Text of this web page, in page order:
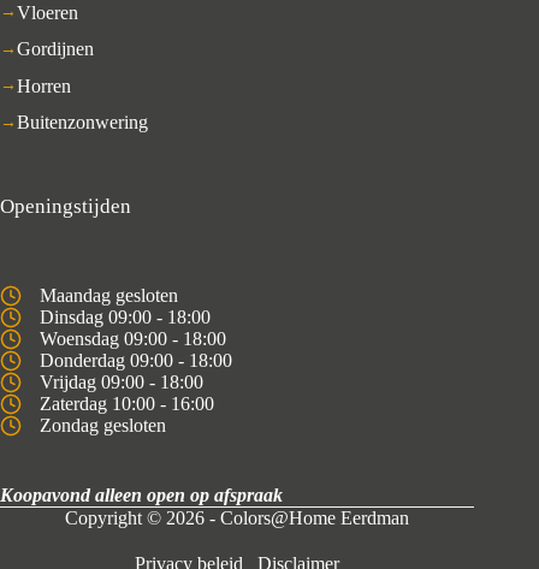
Vloeren
Gordijnen
Horren
Buitenzonwering
Openingstijden
Maandag gesloten
Dinsdag 09:00 - 18:00
Woensdag 09:00 - 18:00
Donderdag 09:00 - 18:00
Vrijdag 09:00 - 18:00
Zaterdag 10:00 - 16:00
Zondag gesloten
Koopavond alleen open op afspraak
Copyright © 2026 - Colors@Home Eerdman
Privacy beleid Disclaimer